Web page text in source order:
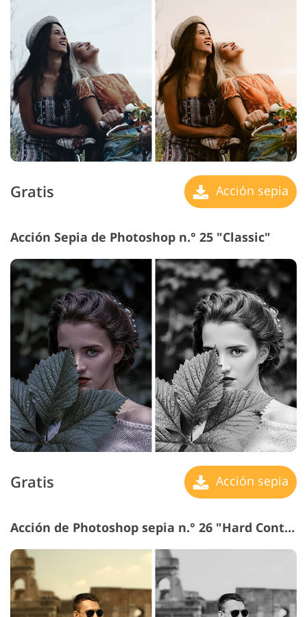
Gratis Acción sepia
Acción Sepia de Photoshop n.° 25 "Classic"
Gratis Acción sepia
Acción de Photoshop sepia n.° 26 "Hard Contrast"